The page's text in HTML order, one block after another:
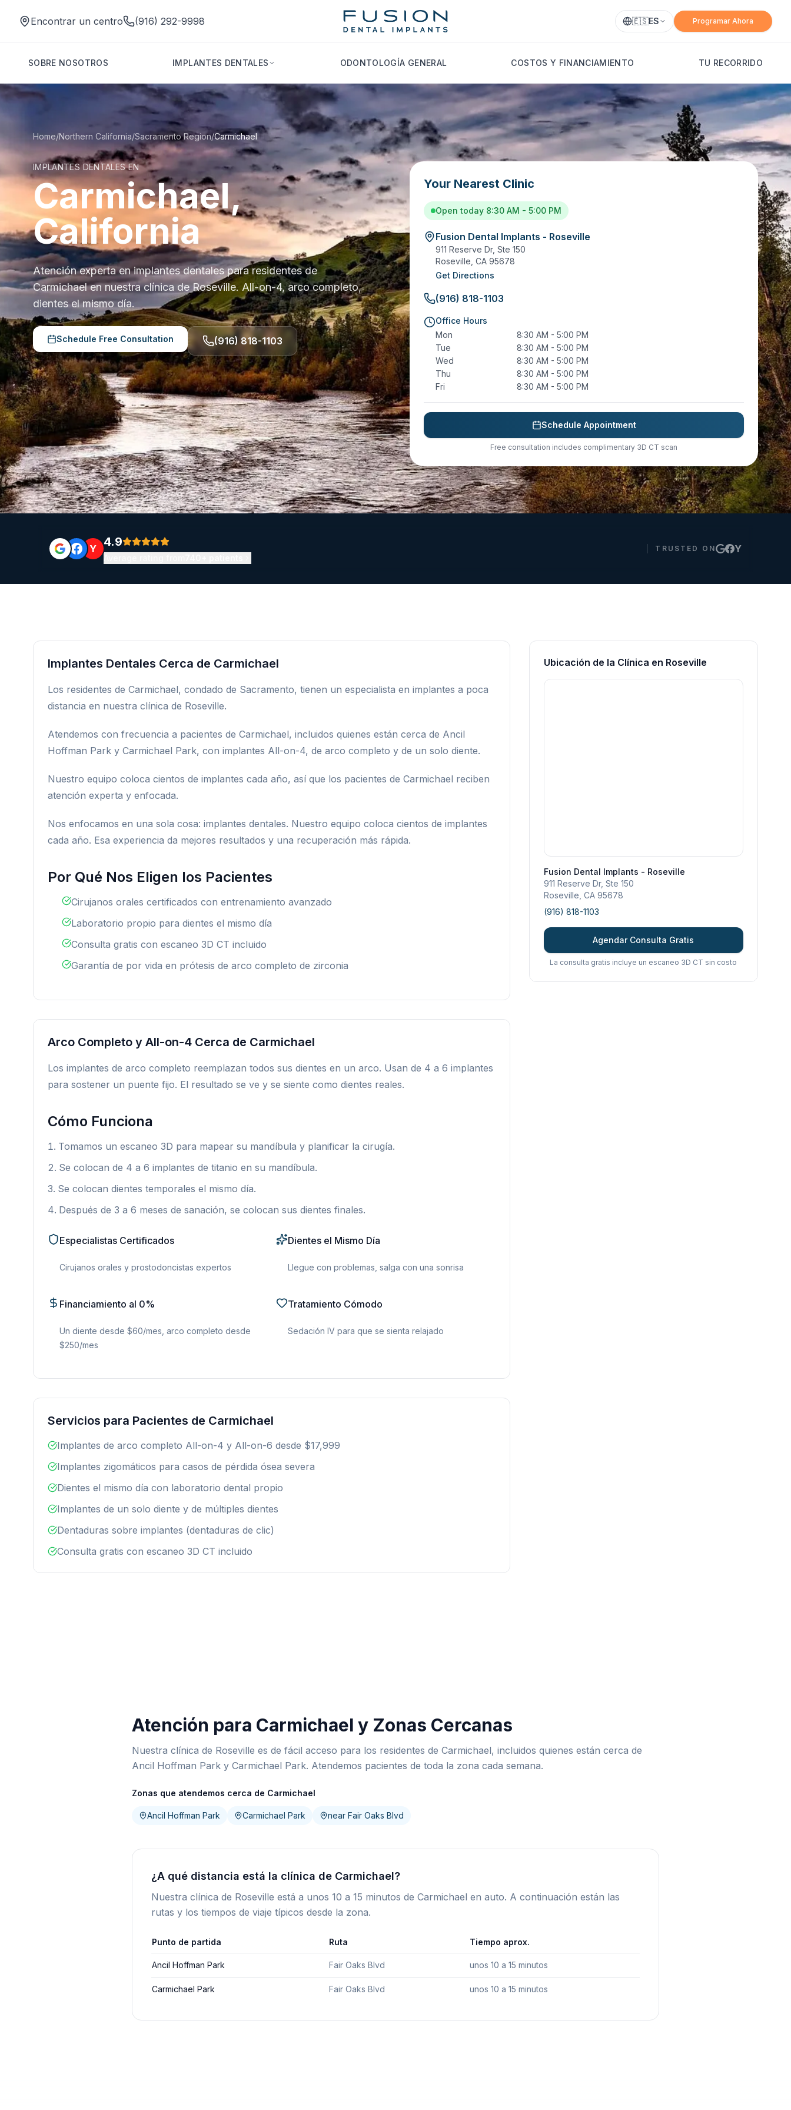
Encontrar un centro (916) 292-9998 🇪🇸ES Programar Ahora
SOBRE NOSOTROS IMPLANTES DENTALES ODONTOLOGÍA GENERAL COSTOS Y FINANCIAMIENTO TU RECORRIDO
Home/Northern California/Sacramento Region/Carmichael
IMPLANTES DENTALES EN
Carmichael,
California
Atención experta en implantes dentales para residentes de
Carmichael en nuestra clínica de Roseville. All-on-4, arco completo,
dientes el mismo día.
Schedule Free Consultation (916) 818-1103
Your Nearest Clinic
Open today 8:30 AM - 5:00 PM
Fusion Dental Implants - Roseville
911 Reserve Dr, Ste 150
Roseville CA 95678
Get Directions
(916) 818-1103
Office Hours
Mon
8:30 AM - 5:00 PM
Tue
8:30 AM - 5:00 PM
Wed
8:30 AM - 5:00 PM
Thu
8:30 AM - 5:00 PM
Fri
8:30 AM - 5:00 PM
Schedule Appointment
Free consultation includes complimentary 3D CT scan
Y 4.9 TRUSTED ON Y
Implantes Dentales Cerca de Carmichael
Los residentes de Carmichael, condado de Sacramento, tienen un especialista en implantes a poca
distancia en nuestra clínica de Roseville.
Atendemos con frecuencia a pacientes de Carmichael, incluidos quienes están cerca de Ancil
Hoffman Park y Carmichael Park, con implantes All-on-4, de arco completo y de un solo diente.
Nuestro equipo coloca cientos de implantes cada año, así que los pacientes de Carmichael reciben
atención experta y enfocada.
Nos enfocamos en una sola cosa: implantes dentales. Nuestro equipo coloca cientos de implantes
cada año. Esa experiencia da mejores resultados y una recuperación más rápida.
Por Qué Nos Eligen los Pacientes
Cirujanos orales certificados con entrenamiento avanzado
Laboratorio propio para dientes el mismo día
Consulta gratis con escaneo 3D CT incluido
Garantía de por vida en prótesis de arco completo de zirconia
Arco Completo y All-on-4 Cerca de Carmichael
Los implantes de arco completo reemplazan todos sus dientes en un arco. Usan de 4 a 6 implantes
para sostener un puente fijo. El resultado se ve y se siente como dientes reales.
Cómo Funciona
Tomamos un escaneo 3D para mapear su mandíbula y planificar la cirugía.
Se colocan de 4 a 6 implantes de titanio en su mandíbula.
Se colocan dientes temporales el mismo día.
Después de 3 a 6 meses de sanación, se colocan sus dientes finales.
Especialistas Certificados
Cirujanos orales y prostodoncistas expertos
Dientes el Mismo Día
Llegue con problemas, salga con una sonrisa
Financiamiento al 0%
Un diente desde $60/mes, arco completo desde
$250/mes
Tratamiento Cómodo
Sedación IV para que se sienta relajado
Servicios para Pacientes de Carmichael
Implantes de arco completo All-on-4 y All-on-6 desde $17,999
Implantes zigomáticos para casos de pérdida ósea severa
Dientes el mismo día con laboratorio dental propio
Implantes de un solo diente y de múltiples dientes
Dentaduras sobre implantes (dentaduras de clic)
Consulta gratis con escaneo 3D CT incluido
Ubicación de la Clínica en Roseville
Fusion Dental Implants - Roseville
911 Reserve Dr, Ste 150
Roseville CA 95678
(916) 818-1103
Agendar Consulta Gratis
La consulta gratis incluye un escaneo 3D CT sin costo
Atención para Carmichael y Zonas Cercanas
Nuestra clínica de Roseville es de fácil acceso para los residentes de Carmichael, incluidos quienes están cerca de
Ancil Hoffman Park y Carmichael Park. Atendemos pacientes de toda la zona cada semana.
Zonas que atendemos cerca de Carmichael
Ancil Hoffman Park Carmichael Park near Fair Oaks Blvd
¿A qué distancia está la clínica de Carmichael?
Nuestra clínica de Roseville está a unos 10 a 15 minutos de Carmichael en auto. A continuación están las
rutas y los tiempos de viaje típicos desde la zona.
Punto de partida Ruta Tiempo aprox.
Ancil Hoffman Park Fair Oaks Blvd unos 10 a 15 minutos
Carmichael Park Fair Oaks Blvd unos 10 a 15 minutos